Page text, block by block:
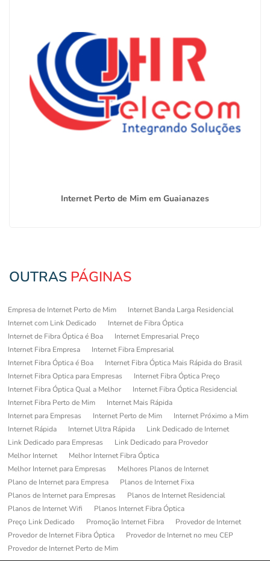
Internet Perto de Mim em Guaianazes
OUTRAS PÁGINAS
Empresa de Internet Perto de Mim
Internet Banda Larga Residencial
Internet com Link Dedicado
Internet de Fibra Óptica
Internet de Fibra Óptica é Boa
Internet Empresarial Preço
Internet Fibra Empresa
Internet Fibra Empresarial
Internet Fibra Óptica é Boa
Internet Fibra Óptica Mais Rápida do Brasil
Internet Fibra Optica para Empresas
Internet Fibra Óptica Preço
Internet Fibra Óptica Qual a Melhor
Internet Fibra Óptica Residencial
Internet Fibra Perto de Mim
Internet Mais Rápida
Internet para Empresas
Internet Perto de Mim
Internet Próximo a Mim
Internet Rápida
Internet Ultra Rápida
Link Dedicado de Internet
Link Dedicado para Empresas
Link Dedicado para Provedor
Melhor Internet
Melhor Internet Fibra Óptica
Melhor Internet para Empresas
Melhores Planos de Internet
Plano de Internet para Empresa
Planos de Internet Fixa
Planos de Internet para Empresas
Planos de Internet Residencial
Planos de Internet Wifi
Planos Internet Fibra Óptica
Preço Link Dedicado
Promoção Internet Fibra
Provedor de Internet
Provedor de Internet Fibra Óptica
Provedor de Internet no meu CEP
Provedor de Internet Perto de Mim